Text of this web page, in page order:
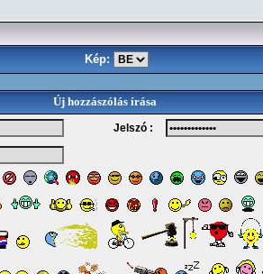
Kép:
Új hozzászólás írása
Jelszó :